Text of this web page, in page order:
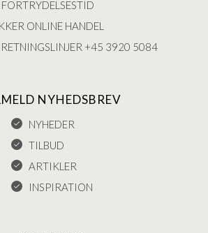
ONLINE HANDEL
+45 3920 5084
NYHEDSBREV
NYHEDER
TILBUD
ARTIKLER
INSPIRATION